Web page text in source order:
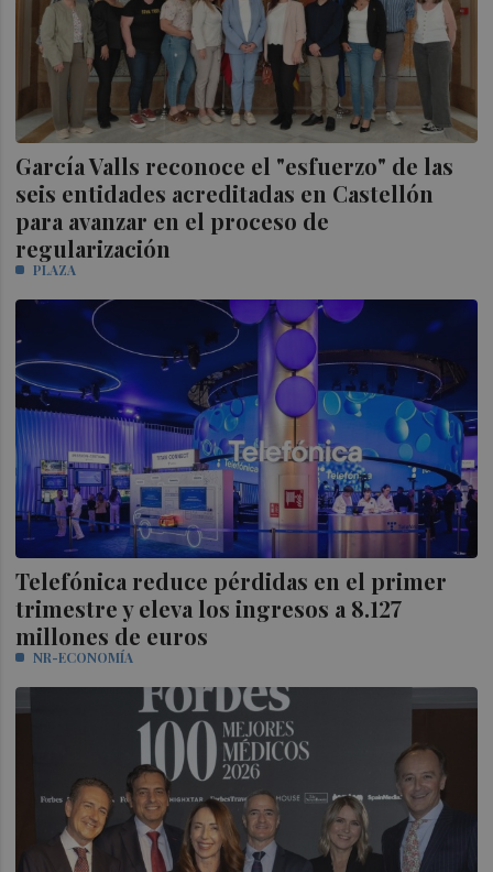
García Valls reconoce el "esfuerzo" de las
seis entidades acreditadas en Castellón
para avanzar en el proceso de
regularización
PLAZA
Telefónica reduce pérdidas en el primer
trimestre y eleva los ingresos a 8.127
millones de euros
NR-ECONOMÍA